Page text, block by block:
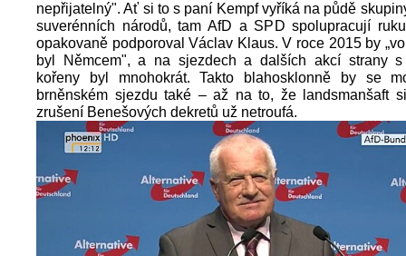
nepřijatelný". Ať si to s paní Kempf vyříká na půdě
suverénních národů, tam AfD a SPD spolupracují
opakovaně podporoval Václav Klaus. V roce 2015 by
byl Němcem", a na sjezdech a dalších akcí strany s
kořeny byl mnohokrát. Takto blahosklonně by se
brněnském sjezdu také – až na to, že landsmanšaft
zrušení Benešových dekretů už netroufá.